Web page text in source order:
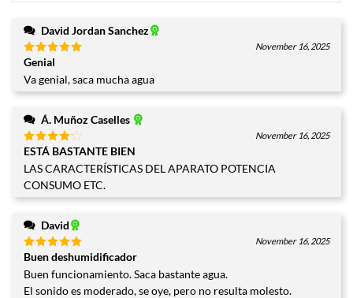
David Jordan Sanchez
Valorado
con
de
5
November 16, 2025
Genial
Va genial, saca mucha agua
Á. Muñoz Caselles
Valorado
con4
de 5
November 16, 2025
ESTÁ BASTANTE BIEN
LAS CARACTERÍSTICAS DEL APARATO POTENCIA
CONSUMO ETC.
David
Valorado
con
5de
5
November 16, 2025
Buen deshumidificador
Buen funcionamiento. Saca bastante agua.
El sonido es moderado, se oye, pero no resulta molesto.